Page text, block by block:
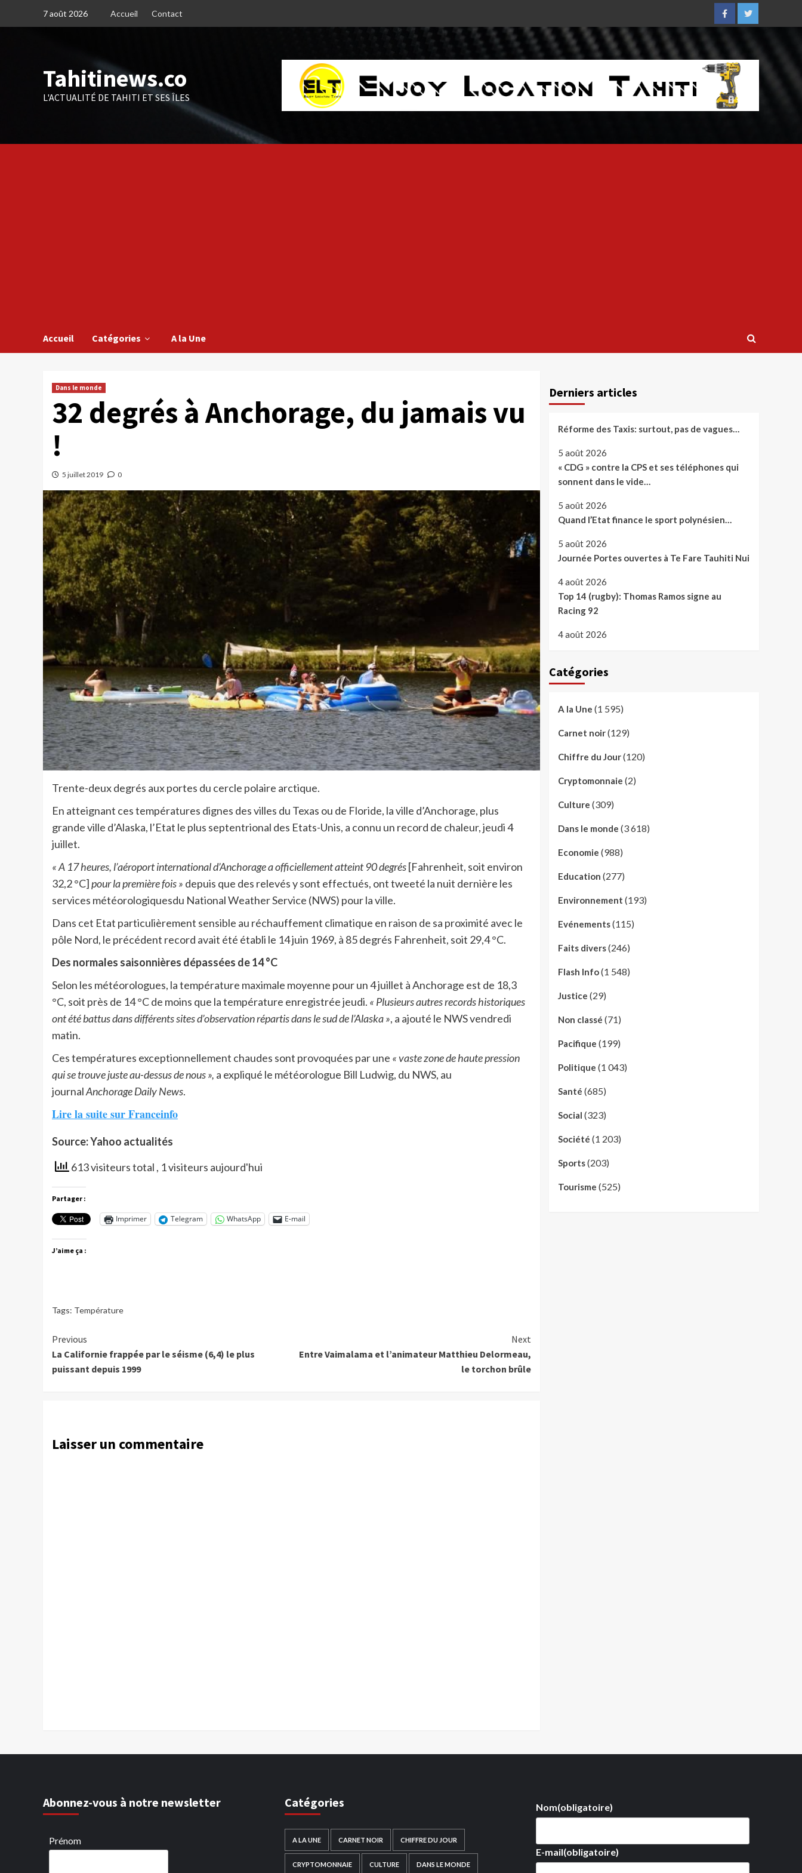
7 août 2026 Accueil Contact
FacebookTwitter
Tahitinews.co
L'ACTUALITÉ DE TAHITI ET SES ÎLES
Accueil Catégories A la Une
Dans le monde
32 degrés à Anchorage, du jamais vu
!
5 juillet 2019 0
Trente-deux degrés aux portes du cercle polaire arctique.
En atteignant ces températures dignes des villes du Texas ou de Floride, la ville d’Anchorage, plus
grande ville d’Alaska, l’Etat le plus septentrional des Etats-Unis, a connu un record de chaleur, jeudi 4
juillet.
« A 17 heures, l’aéroport international d’Anchorage a officiellement atteint 90 degrés[Fahrenheit, soit environ
32,2 °C]pour la première fois » depuis que des relevés y sont effectués, ont tweeté la nuit dernière les
services météorologiquesdu National Weather Service (NWS) pour la ville.
Dans cet Etat particulièrement sensible au réchauffement climatique en raison de sa proximité avec le
pôle Nord, le précédent record avait été établi le 14 juin 1969, à 85 degrés Fahrenheit, soit 29,4 °C.
Des normales saisonnières dépassées de 14 °C
Selon les météorologues, la température maximale moyenne pour un 4 juillet à Anchorage est de 18,3
°C, soit près de 14 °C de moins que la température enregistrée jeudi. « Plusieurs autres records historiques
ont été battus dans différents sites d’observation répartis dans le sud de l’Alaska », a ajouté le NWS vendredi
matin.
Ces températures exceptionnellement chaudes sont provoquées par une « vaste zone de haute pression
qui se trouve juste au-dessus de nous », a expliqué le météorologue Bill Ludwig, du NWS, au
journalAnchorage Daily News.
Lire la suite sur Franceinfo
Source: Yahoo actualités
613 visiteurs total , 1 visiteurs aujourd'hui
Partager :
Imprimer Telegram WhatsApp E-mail
J’aime ça :
Tags: Température
Continue
Reading
Previous
La Californie frappée par le séisme (6,4) le plus
puissant depuis 1999
Next
Entre Vaimalama et l’animateur Matthieu Delormeau,
le torchon brûle
Laisser un commentaire
Derniers articles
Réforme des Taxis: surtout, pas de vagues…
5 août 2026
« CDG » contre la CPS et ses téléphones qui
sonnent dans le vide…
5 août 2026
Quand l’Etat finance le sport polynésien…
5 août 2026
Journée Portes ouvertes à Te Fare Tauhiti Nui
4 août 2026
Top 14 (rugby): Thomas Ramos signe au
Racing 92
4 août 2026
Catégories
A la Une (1 595)
Carnet noir(129)
Chiffre du Jour(120)
Cryptomonnaie (2)
Culture (309)
Dans le monde (3 618)
Economie (988)
Education (277)
Environnement (193)
Evénements(115)
Faits divers(246)
Flash Info(1 548)
Justice (29)
Non classé (71)
Pacifique (199)
Politique (1 043)
Santé (685)
Social (323)
Société (1 203)
Sports(203)
Tourisme (525)
Abonnez-vous à notre newsletter
Prénom
Catégories
A LA UNE CARNET NOIR CHIFFRE DU JOUR
CRYPTOMONNAIE CULTURE DANS LE MONDE
Nom(obligatoire)
E-mail(obligatoire)